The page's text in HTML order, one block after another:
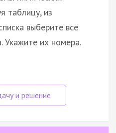
таблицу, из
выберите все
Укажите их номера.